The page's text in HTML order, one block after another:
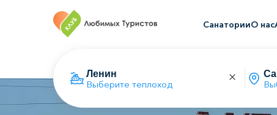
СанаторииО нас
Выберите теплоход